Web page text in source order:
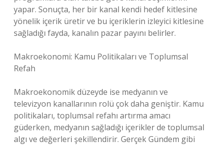
yapar. Sonuçta, her bir kanal kendi hedef kitlesine
yönelik içerik üretir ve bu içeriklerin izleyici kitlesine
sağladığı fayda, kanalın pazar payını belirler.
Makroekonomi: Kamu Politikaları ve Toplumsal
Refah
Makroekonomik düzeyde ise medyanın ve
televizyon kanallarının rolü çok daha geniştir. Kamu
politikaları, toplumsal refahı artırma amacı
güderken, medyanın sağladığı içerikler de toplumsal
algı ve değerleri şekillendirir. Gerçek Gündem gibi